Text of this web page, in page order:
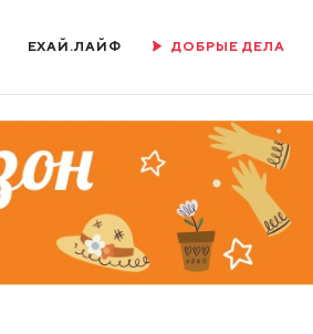
ЕХАЙ.ЛАЙФ ДОБРЫЕ ДЕЛА